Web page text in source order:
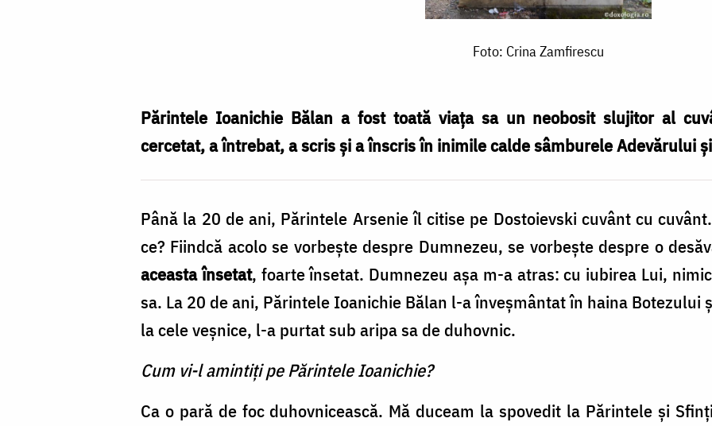
Foto: Crina Zamfirescu
Părintele Ioanichie Bălan a fost toată viața sa un neobosit slujitor al
cercetat, a întrebat, a scris și a înscris în inimile calde sâmburele Adevărului
Până la 20 de ani, Părintele Arsenie îl citise pe Dostoievski cuvânt cu
ce? Fiindcă acolo se vorbeşte despre Dumnezeu, se vorbeşte despre o
aceasta însetat, foarte însetat. Dumnezeu așa m-a atras: cu iubirea Lui,
sa. La 20 de ani, Părintele Ioanichie Bălan l-a înveșmântat în haina Botezului
la cele veșnice, l-a purtat sub aripa sa de duhovnic.
Cum vi-l amintiți pe Părintele Ioanichie?
Ca o pară de foc duhovnicească. Mă duceam la spovedit la Părintele şi